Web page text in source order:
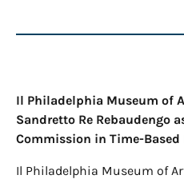
Il Philadelphia Museum of
Sandretto Re Rebaudengo
Commission in Time-
Il Philadelphia Museum of